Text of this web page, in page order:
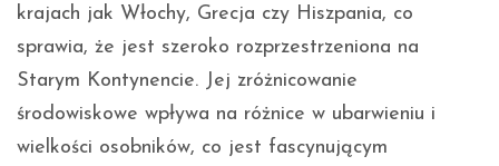
krajach jak Włochy, Grecja czy Hiszpania, co
sprawia, że jest szeroko rozprzestrzeniona na
Starym Kontynencie. Jej zróżnicowanie
środowiskowe wpływa na różnice w ubarwieniu i
wielkości osobników, co jest fascynującym